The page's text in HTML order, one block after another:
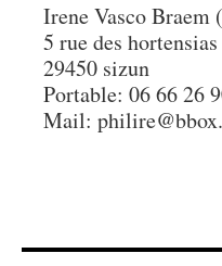
Irene Vasco Braem
5 rue des hortensias
29450 sizun
Portable: 06 66 26
Mail: